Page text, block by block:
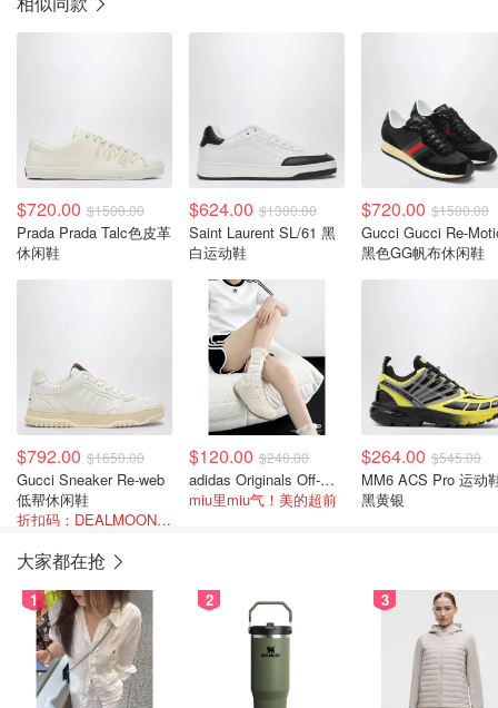
$720.00 $1500.00
Prada Prada Talc色皮革
休闲鞋
$624.00 $1300.00
Saint Laurent SL/61 黑
白运动鞋
$720.00 $1500.00
Gucci Gucci Re-
黑色GG帆布休闲鞋
$792.00 $1650.00
Gucci Sneaker Re-web
低帮休闲鞋
折扣码：DEALMOON-AOT26
$120.00 $240.00
adidas Originals Off-White Ghost Sprint 运动鞋
miu里miu气！美的超前
$264.00 $545.00
MM6 ACS Pro 运动
黑黄银
大家都在抢
1 2 3